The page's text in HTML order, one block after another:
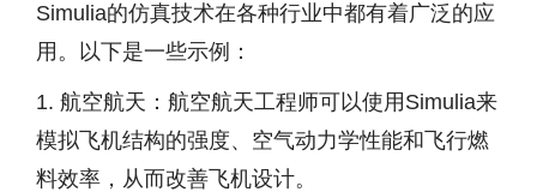
Simulia的仿真技术在各种行业中都有着广泛的应
用。以下是一些示例：
1. 航空航天：航空航天工程师可以使用Simulia来
模拟飞机结构的强度、空气动力学性能和飞行燃
料效率，从而改善飞机设计。